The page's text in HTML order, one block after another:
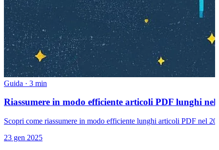
Guida · 3 min
Riassumere in modo efficiente articoli PDF lunghi
Scopri come riassumere in modo efficiente lunghi articoli PDF nel
23 gen 2025